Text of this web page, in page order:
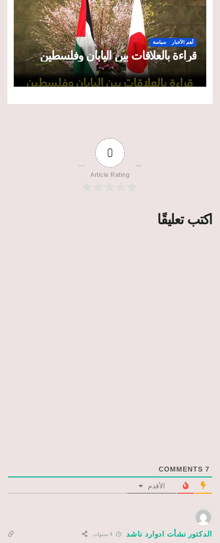
أهم الأخبار سياسة
قراءة بالعلاقات بين اليابان وفلسطين
0
Article Rating
اكتب تعليقًا
7
الأقدم
الدكتور نشأت ادوارد ناشد